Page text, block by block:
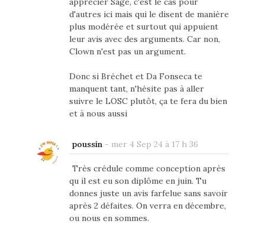
d'autres ici mais qui le disent de manière
plus modérée et surtout qui appuient
leur avis avec des arguments. Car non,
Clown n'est pas un argument.
Donc si Bréchet et Da Fonseca te
manquent tant, n'hésite pas à aller
suivre le LOSC plutôt, ça te fera du bien
et à nous aussi
poussin- mer 4 Sep 24 à 17 h 36
Très crédule comme conception après
qu il est eu son diplôme en juin. Tu
donnes juste un avis farfelue sans savoir
après 2 défaites. On verra en décembre,
ou nous en sommes.